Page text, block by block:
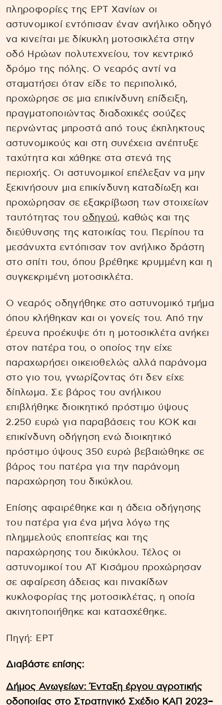
πληροφορίες της ΕΡΤ Χανίων οι
αστυνομικοί εντόπισαν έναν ανήλικο οδηγό
να κινείται με δίκυκλη μοτοσικλέτα στην
οδό Ηρώων πολυτεχνείου, τον κεντρικό
δρόμο της πόλης. Ο νεαρός αντί να
σταματήσει όταν είδε το περιπολικό,
προχώρησε σε μια επικίνδυνη επίδειξη,
πραγματοποιώντας διαδοχικές σούζες
περνώντας μπροστά από τους έκπληκτους
αστυνομικούς και στη συνέχεια ανέπτυξε
ταχύτητα και χάθηκε στα στενά της
περιοχής. Οι αστυνομικοί επέλεξαν να μην
ξεκινήσουν μια επικίνδυνη καταδίωξη και
προχώρησαν σε εξακρίβωση των στοιχείων
ταυτότητας του οδηγού, καθώς και της
διεύθυνσης της κατοικίας του. Περίπου τα
μεσάνυχτα εντόπισαν τον ανήλικο δράστη
στο σπίτι του, όπου βρέθηκε κρυμμένη και η
συγκεκριμένη μοτοσικλέτα.
Ο νεαρός οδηγήθηκε στο αστυνομικό τμήμα
όπου κλήθηκαν και οι γονείς του. Από την
έρευνα προέκυψε ότι η μοτοσικλέτα ανήκει
στον πατέρα του, ο οποίος την είχε
παραχωρήσει οικειοθελώς αλλά παράνομα
στο γιο του, γνωρίζοντας ότι δεν είχε
δίπλωμα. Σε βάρος του ανήλικου
επιβλήθηκε διοικητικό πρόστιμο ύψους
2.250 ευρώ για παραβάσεις του ΚΟΚ και
επικίνδυνη οδήγηση ενώ διοικητικό
πρόστιμο ύψους 350 ευρώ βεβαιώθηκε σε
βάρος του πατέρα για την παράνομη
παραχώρηση του δικύκλου.
Επίσης αφαιρέθηκε και η άδεια οδήγησης
του πατέρα για ένα μήνα λόγω της
πλημμελούς εποπτείας και της
παραχώρησης του δικύκλου. Τέλος οι
αστυνομικοί του ΑΤ Κισάμου προχώρησαν
σε αφαίρεση άδειας και πινακίδων
κυκλοφορίας της μοτοσικλέτας, η οποία
ακινητοποιήθηκε και κατασχέθηκε.
Πηγή: EΡΤ
Διαβάστε επίσης:
Δήμος Ανωγείων: Ένταξη έργου αγροτικής
οδοποιίας στο Στρατηγικό Σχέδιο ΚΑΠ 2023–